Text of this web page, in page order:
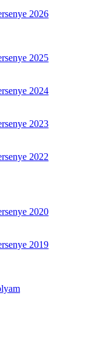
2026
2025
2024
2023
2022
2020
2019